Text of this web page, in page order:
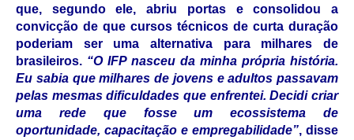
que, segundo ele, abriu portas e consolidou a
convicção de que cursos técnicos de curta duração
poderiam ser uma alternativa para milhares de
brasileiros. “O IFP nasceu da minha própria história.
Eu sabia que milhares de jovens e adultos passavam
pelas mesmas dificuldades que enfrentei. Decidi criar
uma rede que fosse um ecossistema de
oportunidade, capacitação e empregabilidade”, disse